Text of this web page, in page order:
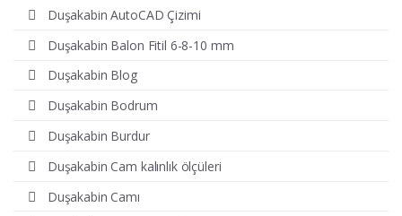
Duşakabin AutoCAD Çizimi
Duşakabin Balon Fitil 6-8-10 mm
Duşakabin Blog
Duşakabin Bodrum
Duşakabin Burdur
Duşakabin Cam kalınlık ölçüleri
Duşakabin Camı